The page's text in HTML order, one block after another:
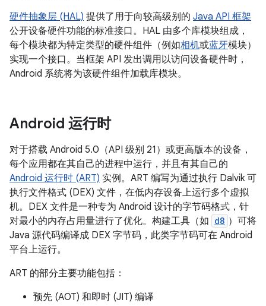
硬件抽象层 (HAL) 提供了用于向较高级别的 Java API 框架
公开设备硬件功能的标准接口。HAL 由多个库模块组成，
每个模块都为特定类型的硬件组件（例如相机或蓝牙模块）
实现一个接口。当框架 API 发出调用以访问设备硬件时，
Android 系统将为该硬件组件加载库模块。
Android 运行时
对于搭载 Android 5.0（API 级别 21）或更高版本的设备，
每个应用都在其自己的进程中运行，并且有其自己的
Android 运行时 (ART) 实例。ART 编写为通过执行 Dalvik 可
执行文件格式 (DEX) 文件，在低内存设备上运行多个虚拟
机。DEX 文件是一种专为 Android 设计的字节码格式，针
对最小的内存占用量进行了优化。构建工具（如 d8 ）可将
Java 源代码编译成 DEX 字节码，此类字节码可在 Android
平台上运行。
ART 的部分主要功能包括：
预先 (AOT) 和即时 (JIT) 编译